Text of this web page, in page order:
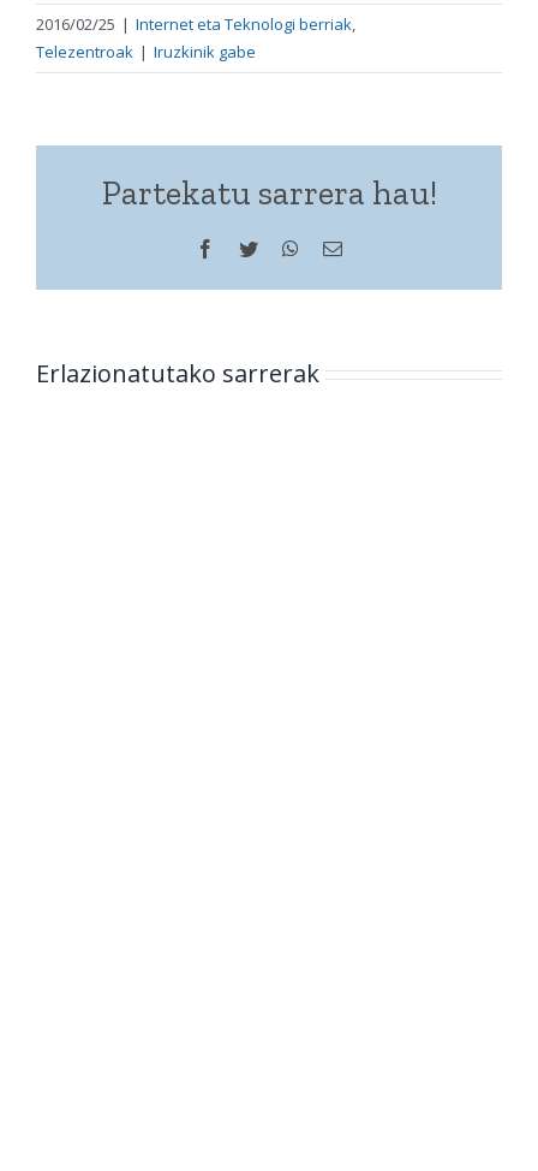
2016/02/25 | Internet eta Teknologi berriak
Telezentroak | Iruzkinik gabe
Partekatu sarrera hau!
Facebook
Twitter WhatsApp
Helbide
Erlazionatutako sarrerak